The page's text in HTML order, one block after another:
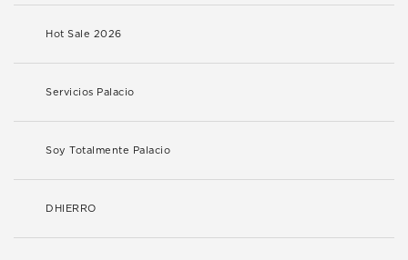
Hot Sale 2026
Servicios Palacio
Soy Totalmente Palacio
DHIERRO